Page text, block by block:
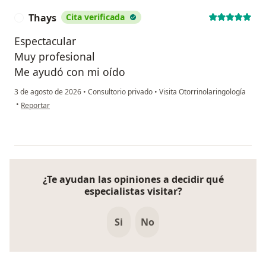
Thays Cita verificada
Espectacular
Muy profesional
Me ayudó con mi oído
3 de agosto de 2026 • Consultorio privado • Visita Otorrinolaringología
• en opinión del usuario Thays
Reportar
¿Te ayudan las opiniones a decidir qué
especialistas visitar?
Si No